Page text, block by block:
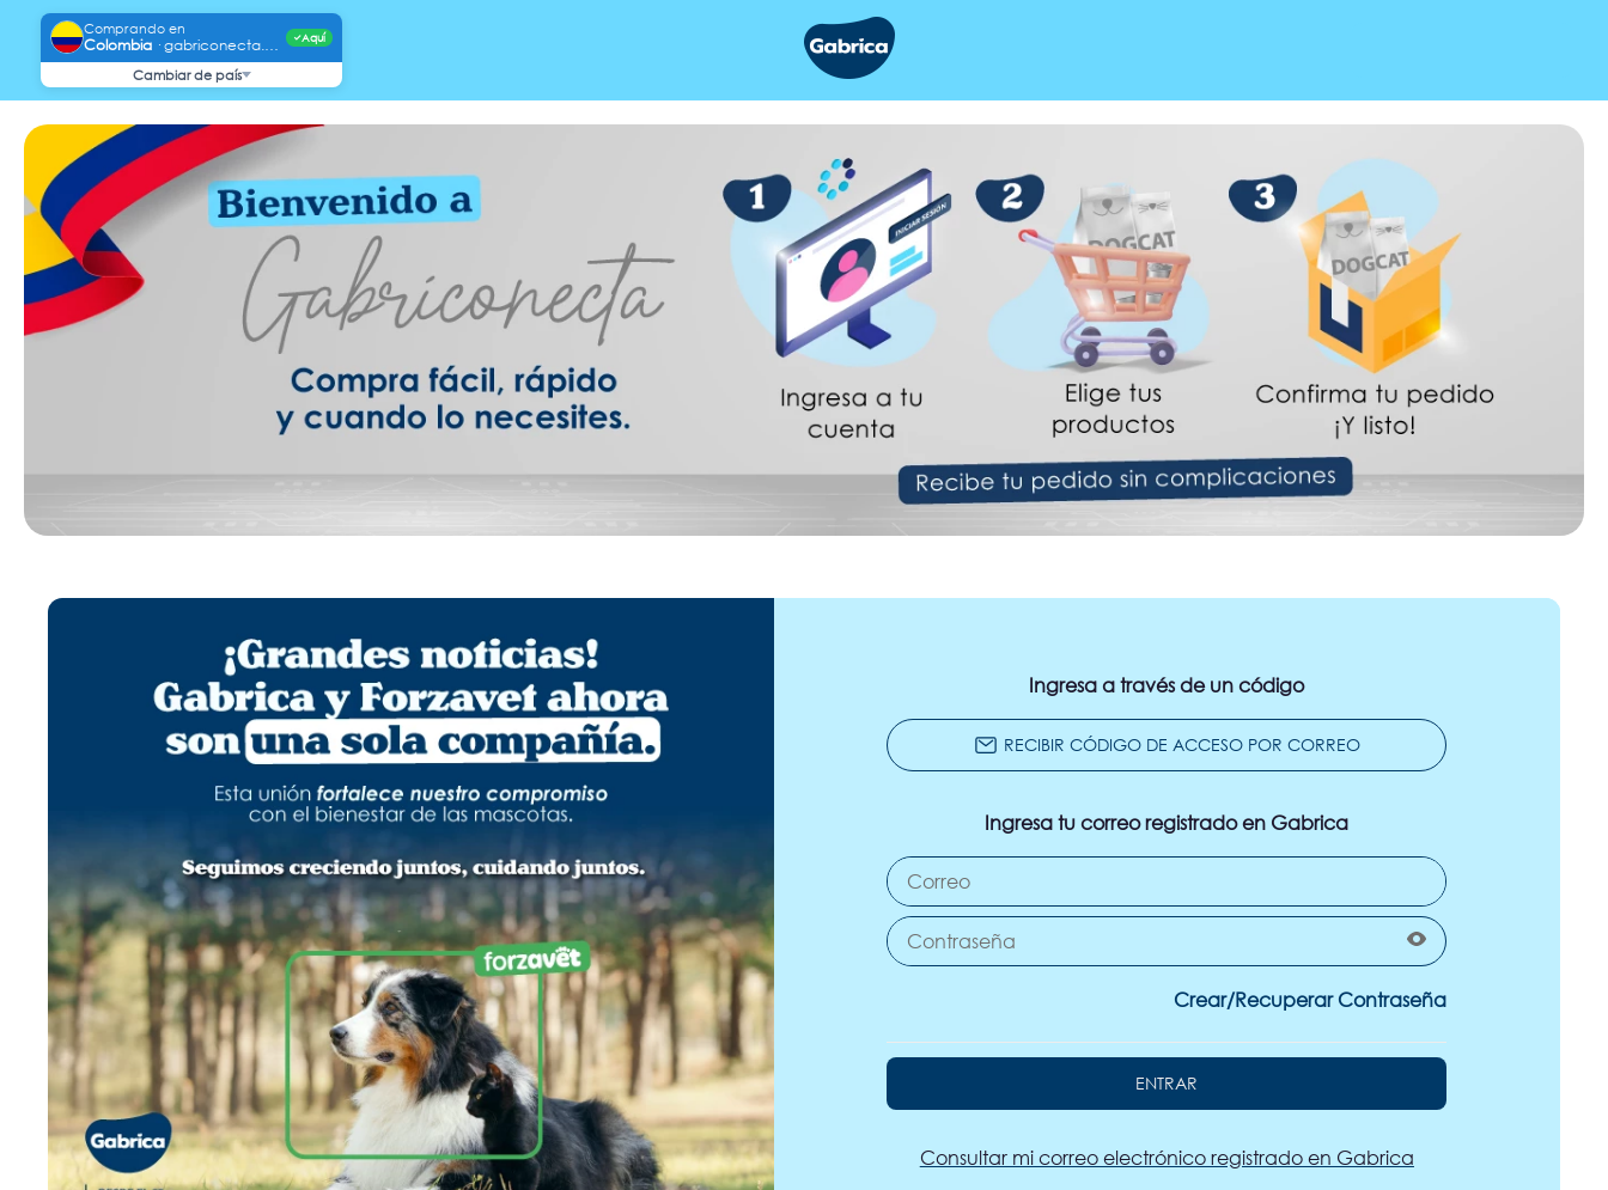
Comprando en
Colombia · gabriconecta.com✓Aquí
Cambiar de país
Ingresa a través de un código
Ingresa tu correo registrado en Gabrica
ENTRAR
Consultar mi correo electrónico registrado en Gabrica